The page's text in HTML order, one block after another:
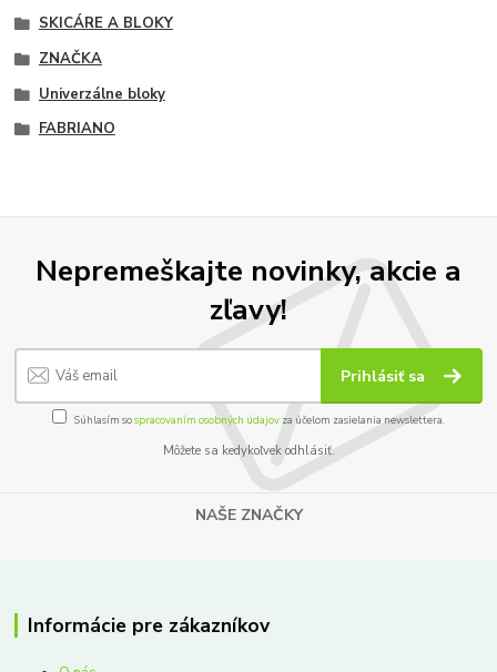
SKICÁRE A BLOKY
ZNAČKA
Univerzálne bloky
FABRIANO
Nepremeškajte novinky, akcie a
zľavy!
Prihlásiť sa
Súhlasím sospracovaním osobných údajov za účelom zasielania newslettera.
Môžete sa kedykoľvek odhlásiť.
NAŠE ZNAČKY
Informácie pre zákazníkov